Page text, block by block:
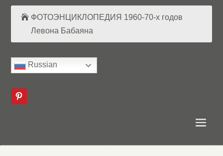
ФОТОЭНЦИКЛОПЕДИЯ 1960-70-х годов
Левона Бабаяна
Russian